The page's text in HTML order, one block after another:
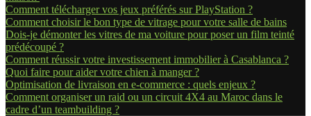
Comment télécharger vos jeux préférés sur PlayStation ?
Comment choisir le bon type de vitrage pour votre salle de bains
Dois-je démonter les vitres de ma voiture pour poser un film teinté
prédécoupé ?
Comment réussir votre investissement immobilier à Casablanca ?
Quoi faire pour aider votre chien à manger ?
Optimisation de livraison en e-commerce : quels enjeux ?
Comment organiser un raid ou un circuit 4X4 au Maroc dans le
cadre d’un teambuilding ?